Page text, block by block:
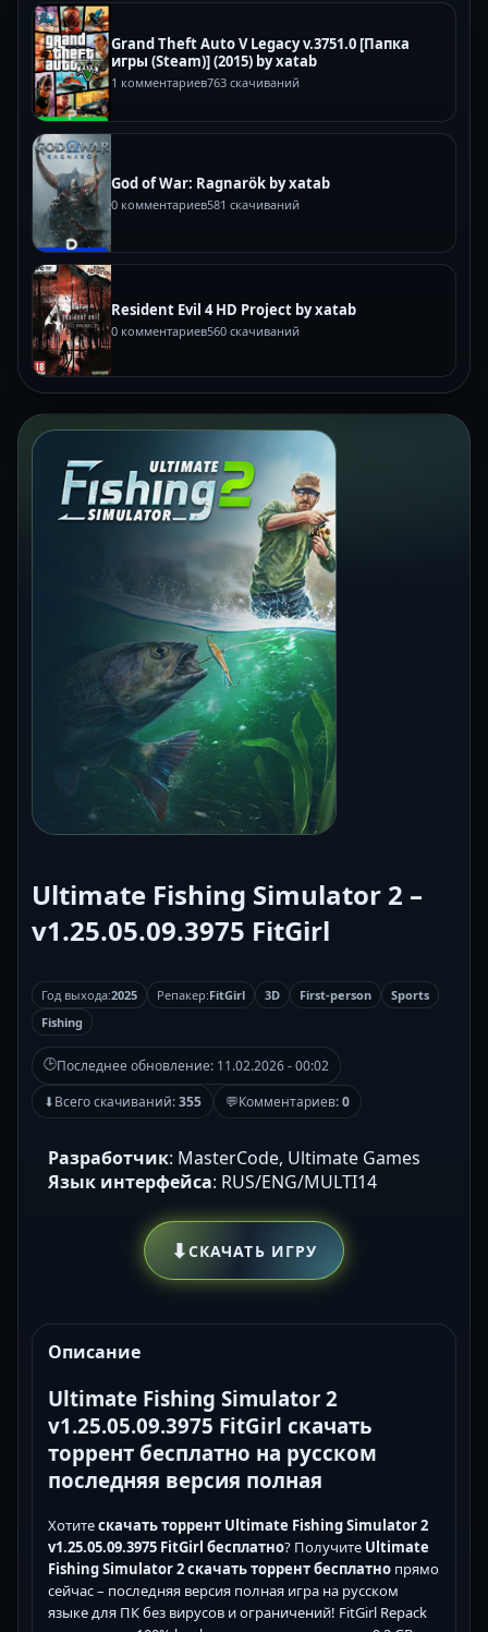
Grand Theft Auto V Legacy v.3751.0 [Папка
игры (Steam)] (2015) by xatab
1 комментариев763 скачиваний
God of War: Ragnarök by xatab
0 комментариев581 скачиваний
Resident Evil 4 HD Project by xatab
0 комментариев560 скачиваний
Ultimate Fishing Simulator 2 –
v1.25.05.09.3975 FitGirl
Год выхода:2025 Репакер:FitGirl 3D First-person
Sports
Fishing
🕒Последнее обновление: 11.02.2026 - 00:02
⬇Всего скачиваний:355 💬Комментариев:0
Разработчик: MasterCode, Ultimate Games
Язык интерфейса: RUS/ENG/MULTI14
⬇СКАЧАТЬ ИГРУ
Описание
Ultimate Fishing Simulator 2
v1.25.05.09.3975 FitGirl скачать
торрент бесплатно на русском
последняя версия полная
Хотитескачать торрент Ultimate Fishing Simulator 2
v1.25.05.09.3975 FitGirl бесплатно? Получите Ultimate
Fishing Simulator 2 скачать торрент бесплатно прямо
сейчас – последняя версия полная игра на русском
языке для ПК без вирусов и ограничений! FitGirl Repack